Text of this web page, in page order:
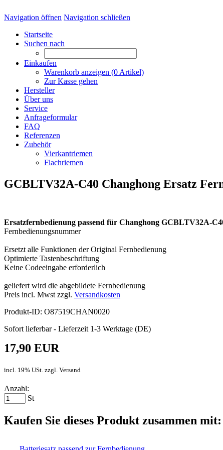
Navigation öffnen Navigation schließen
Startseite
Suchen nach
Einkaufen
Warenkorb anzeigen (0 Artikel)
Zur Kasse gehen
Hersteller
Über uns
Service
Anfrageformular
FAQ
Referenzen
Zubehör
Vierkantriemen
Flachriemen
GCBLTV32A-C40 Changhong Ersatz
Ersatzfernbedienung passend für Changhong GCBLTV32A-
Fernbedienungsnummer
Ersetzt alle Funktionen der Original Fernbedienung
Optimierte Tastenbeschriftung
Keine Codeeingabe erforderlich
geliefert wird die abgebildete Fernbedienung
Preis incl. Mwst zzgl. Versandkosten
Produkt-ID: O87519CHAN0020
Sofort lieferbar - Lieferzeit 1-3 Werktage (DE)
17,90 EUR
incl. 19% USt. zzgl. Versand
Anzahl:
St
Kaufen Sie dieses Produkt zusammen mit: